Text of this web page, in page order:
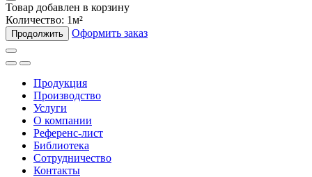
Товар добавлен в корзину
Количество: 1м²
Продолжить Оформить заказ
Продукция
Производство
Услуги
О компании
Референс-лист
Библиотека
Сотрудничество
Контакты